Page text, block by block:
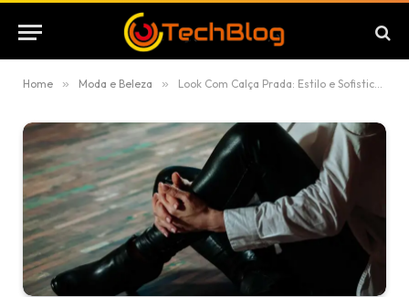
Home » Moda e Beleza » Look Com Calça Prada: Estilo e Sofisticação no Seu Guarda-Roupa